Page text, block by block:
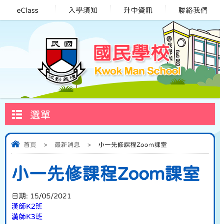
eClass 入學須知 升中資訊 聯絡我們
選單
首頁 > 最新消息 > 小一先修課程Zoom課室
小一先修課程Zoom課室
日期: 15/05/2021
漢師K2班
漢師K3班